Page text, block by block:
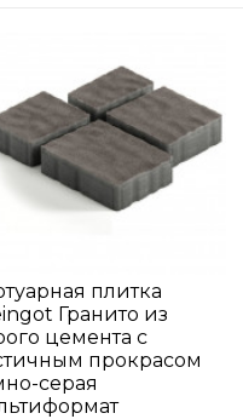
плитка
Гранито из
цемента с
прокрасом
серая